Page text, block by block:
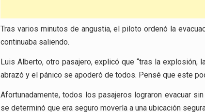
Tras varios minutos de angustia, el piloto ordenó la
continuaba saliendo.
Luis Alberto, otro pasajero, explicó que “tras la explosión,
abrazó y el pánico se apoderó de todos. Pensé que este
Afortunadamente, todos los pasajeros lograron evacuar
se determinó que era seguro moverla a una ubicación